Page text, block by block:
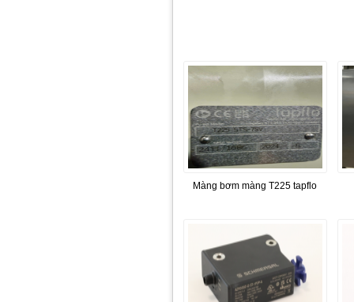
Màng bơm màng T225 tapflo